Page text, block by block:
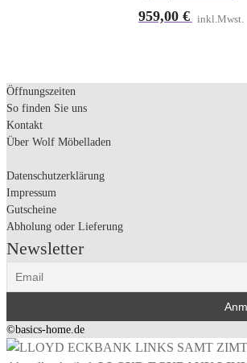
959,00 € inkl.Mwst.
Öffnungszeiten
So finden Sie uns
Kontakt
Über Wolf Möbelladen
Datenschutzerklärung
Impressum
Gutscheine
Abholung oder Lieferung
Newsletter
©basics-home.de